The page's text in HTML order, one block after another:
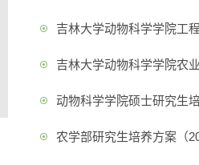
吉林大学动物科学学院工
吉林大学动物科学学院农
动物科学学院硕士研究生
农学部研究生培养方案（